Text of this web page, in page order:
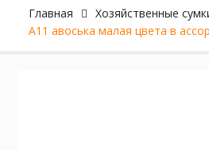
Главная
Хозяйственные
А11 авоська малая цвета в